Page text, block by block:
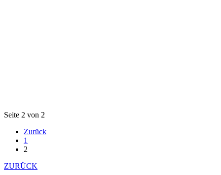
Seite 2 von 2
Zurück
1
2
ZURÜCK